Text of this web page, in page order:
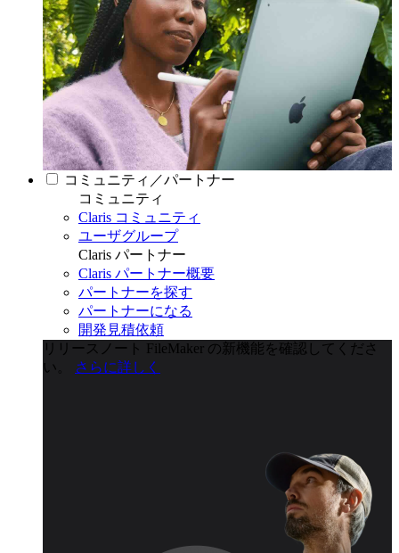
コミュニティ／パートナー
コミュニティ
Claris コミュニティ
ユーザグループ
Claris パートナー
Claris パートナー概要
パートナーを探す
パートナーになる
開発見積依頼
リリースノート
FileMaker の新機能を確認してくださ
い。
さらに詳しく